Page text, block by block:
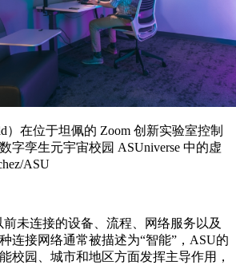
）在位于坦佩的 Zoom 创新实验室控制
字孪生元宇宙校园 ASUniverse 中的虚
ASU
未连接的设备、流程、网络服务以及
连接网络通常被描述为“智能”，ASU的
校园、城市和地区方面发挥主导作用，